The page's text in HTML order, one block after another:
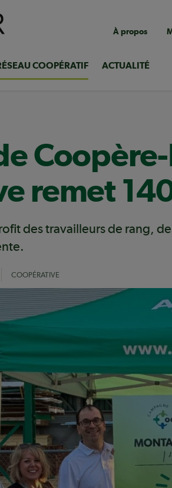
utilitaire
À propos
COOPÉRATIF ACTUALITÉ
remet
des travailleurs de rang,
COOPÉRATIVE